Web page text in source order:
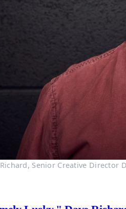
Senior Creative